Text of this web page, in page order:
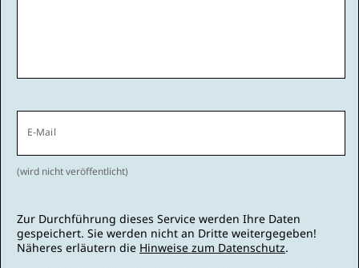
E-Mail
(wird nicht veröffentlicht)
Zur Durchführung dieses Service werden Ihre Daten
gespeichert. Sie werden nicht an Dritte weitergegeben!
Näheres erläutern die Hinweise zum Datenschutz.